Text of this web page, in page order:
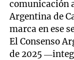
comunicación
Argentina de
marca en ese
El Consenso
de 2025